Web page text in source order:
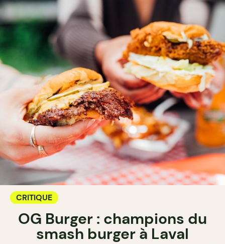
CRITIQUE
OG Burger : champions du
smash burger à Laval